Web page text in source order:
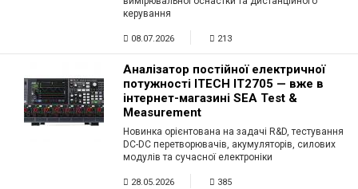
Підтримка
керування
08.07.2026 213
Аналізатор постійної електричної
потужності ITECH IT2705 — вже в
інтернет-магазині SEA Test &
Measurement
Новинка орієнтована на задачі R&D, тестування
DC-DC перетворювачів, акумуляторів, силових
модулів та сучасної електроніки
28.05.2026 385